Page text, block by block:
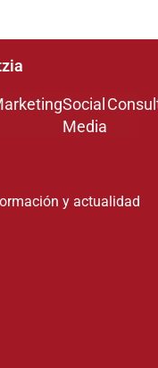
Social
Media
y actualidad